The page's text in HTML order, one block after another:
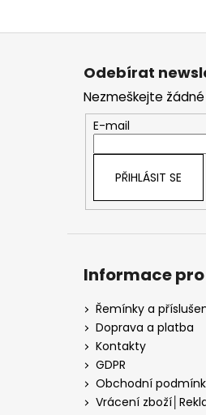
Z
Odebírat
Nezmeškejte
E-mail
PŘIHLÁSIT SE
Informace
Řemínky a
Doprava a platba
Kontakty
GDPR
Obchodní
Vrácení